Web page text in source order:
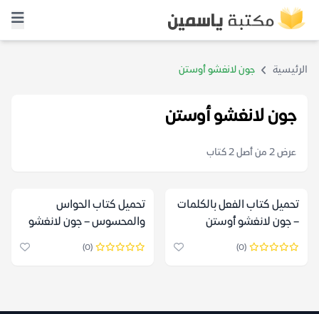
الرئيسية جون لانغشو أوستن
جون لانغشو أوستن
عرض 2 من أصل 2 كتاب
تحميل كتاب الفعل بالكلمات
– جون لانغشو أوستن
(0)
تحميل كتاب الحواس
والمحسوس – جون لانغشو
أوستن
(0)